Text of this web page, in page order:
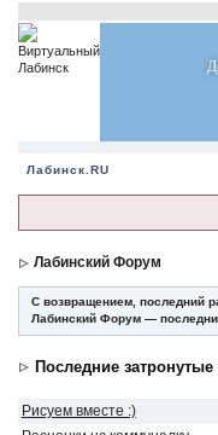
Лабинск.RU
Лабинский Форум
С возвращением, последний
Лабинский Форум —
Последние
Рисуем вместе :)